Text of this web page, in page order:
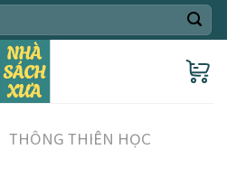
THÔNG THIÊN HỌC